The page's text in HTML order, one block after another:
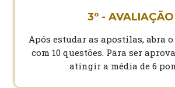
3º - AVALIAÇÃO
Após estudar as apostilas, abra
com 10 questões. Para ser
atingir a média de 6